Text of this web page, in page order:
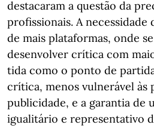
destacaram a questão da
profissionais. A necessidade
de mais plataformas, onde
desenvolver crítica com
tida como o ponto de
crítica, menos vulnerável às
publicidade, e a garantia de
igualitário e representativo